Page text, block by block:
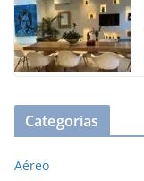
Categorias
Aéreo